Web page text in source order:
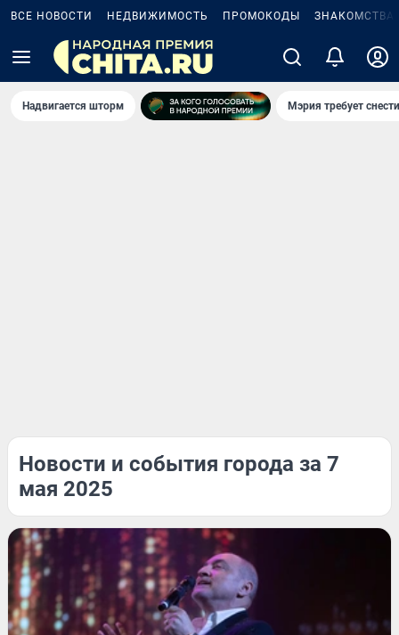
ВСЕ НОВОСТИ НЕДВИЖИМОСТЬ ПРОМОКОДЫ ЗНАКОМСТВА
Надвигается шторм Мэрия требует
Новости и события города за 7
мая 2025